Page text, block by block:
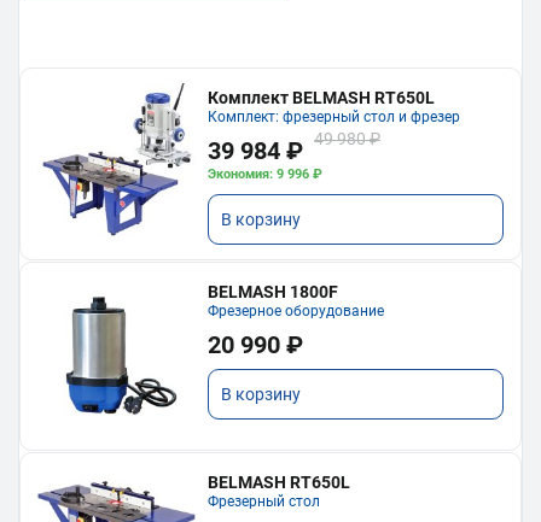
Комплект BELMASH RT650L
Комплект: фрезерный стол и фрезер
39 984 ₽ 49 980 ₽
Экономия: 9 996 ₽
В корзину
BELMASH 1800F
Фрезерное оборудование
20 990 ₽
В корзину
BELMASH RT650L
Фрезерный стол